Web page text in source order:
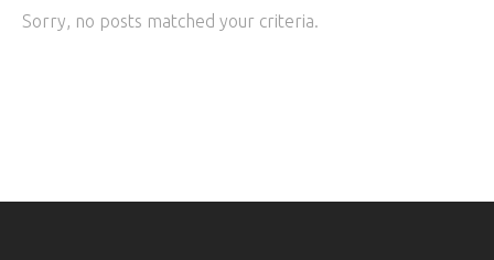
Sorry, no posts matched your criteria.